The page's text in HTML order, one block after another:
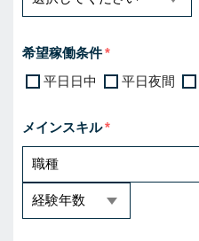
希望稼働条件
平日日中
平日夜間
メインスキル